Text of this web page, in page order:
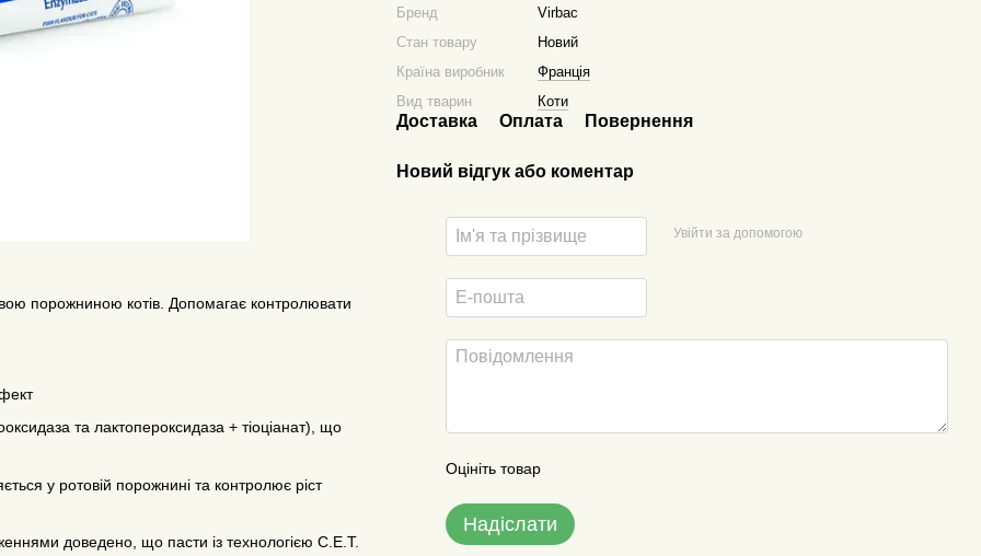
порожниною котів. Допомагає контролювати
та лактопероксидаза + тіоціанат), що
у ротовій порожнині та контролює ріст
доведено, що пасти із технологією C.E.T.
Бренд
Virbac
Стан товару
Новий
Країна виробник
Франція
Вид тварин
Коти
Доставка Оплата Повернення
Новий відгук або коментар
Увійти за допомогою
Оцініть товар
Надіслати